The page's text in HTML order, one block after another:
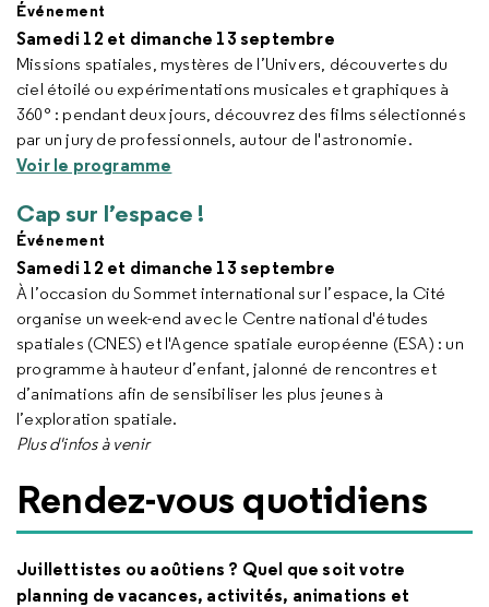
Événement
Samedi 12 et dimanche 13 septembre
Missions spatiales, mystères de l’Univers, découvertes du
ciel étoilé ou expérimentations musicales et graphiques à
360° : pendant deux jours, découvrez des films sélectionnés
par un jury de professionnels, autour de l'astronomie.
Voir le programme
Cap sur l’espace !
Événement
Samedi 12 et dimanche 13 septembre
À l’occasion du Sommet international sur l’espace, la Cité
organise un week-end avec le Centre national d'études
spatiales (CNES) et l'Agence spatiale européenne (ESA) : un
programme à hauteur d’enfant, jalonné de rencontres et
d’animations afin de sensibiliser les plus jeunes à
l’exploration spatiale.
Plus d'infos à venir
Rendez-vous quotidiens
Juillettistes ou aoûtiens ? Quel que soit votre
planning de vacances, activités, animations et